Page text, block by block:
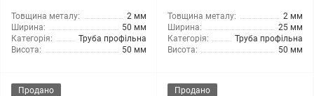
Товщина металу:
2 мм
Ширина:
50 мм
Категорія:
Труба профільна
Висота:
50 мм
Товщина металу:
2 мм
Ширина:
25 мм
Категорія:
Труба профільна
Висота:
50 мм
Продано Продано